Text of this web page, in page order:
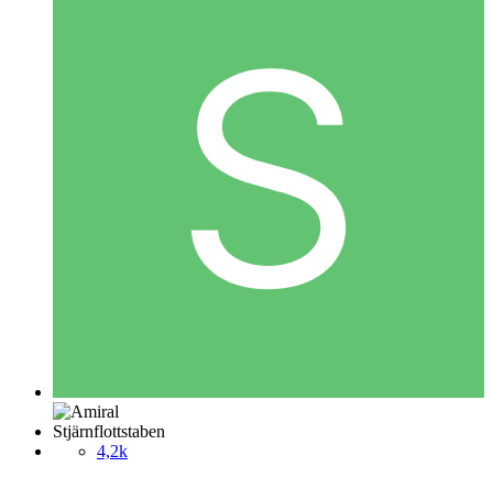
Stjärnflottstaben
4,2k